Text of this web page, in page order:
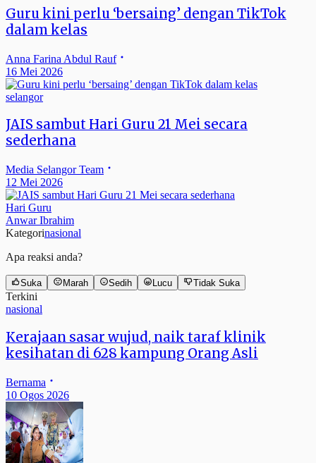
Guru kini perlu ‘bersaing’ dengan TikTok
dalam kelas
Anna Farina Abdul Rauf
16 Mei 2026
selangor
JAIS sambut Hari Guru 21 Mei secara
sederhana
Media Selangor Team
12 Mei 2026
Hari Guru
Anwar Ibrahim
Kategorinasional
Apa reaksi anda?
Suka Marah Sedih Lucu Tidak Suka
Terkini
nasional
Kerajaan sasar wujud, naik taraf klinik
kesihatan di 628 kampung Orang Asli
Bernama
10 Ogos 2026